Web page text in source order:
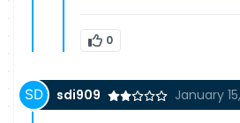
0
sdi909 January